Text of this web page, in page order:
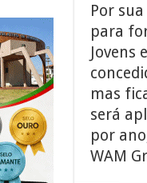
Por
para
Jovens
mas
será
por
WAM